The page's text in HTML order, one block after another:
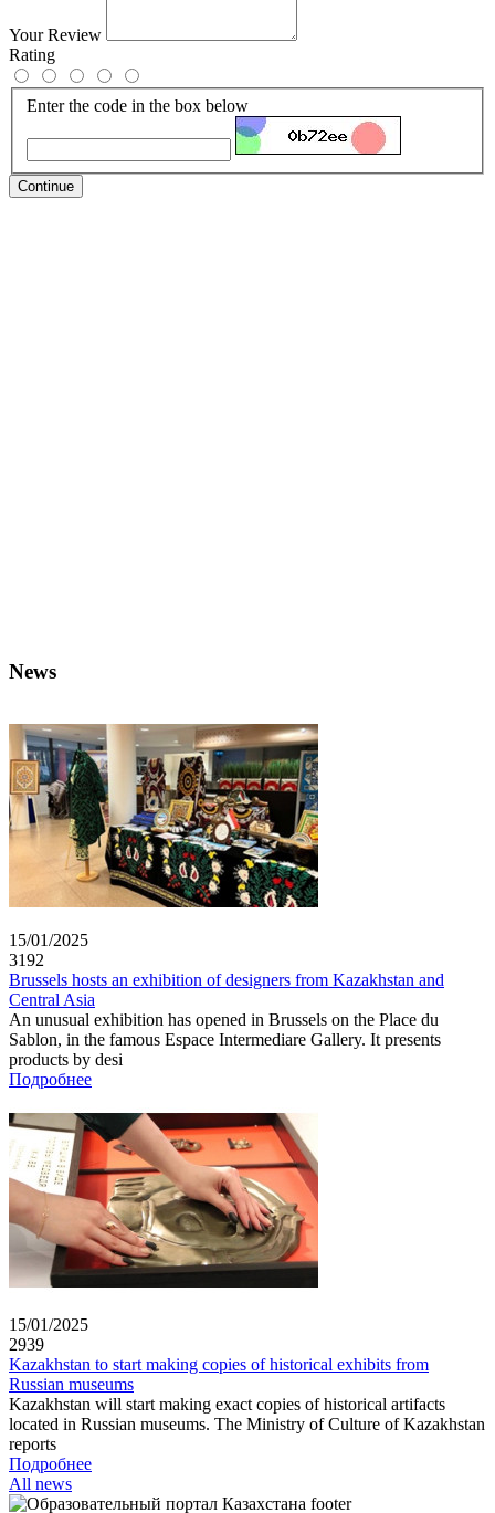
Your Review
Rating
Enter the code in the box below
Continue
News
15/01/2025
3192
Brussels hosts an exhibition of designers from Kazakhstan and
Central Asia
An unusual exhibition has opened in Brussels on the Place du
Sablon, in the famous Espace Intermediare Gallery. It presents
products by desi
Подробнее
15/01/2025
2939
Kazakhstan to start making copies of historical exhibits from
Russian museums
Kazakhstan will start making exact copies of historical artifacts
located in Russian museums. The Ministry of Culture of Kazakhstan
reports
Подробнее
All news